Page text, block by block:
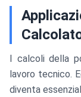
I calcoli della
lavoro tecnico.
diventa